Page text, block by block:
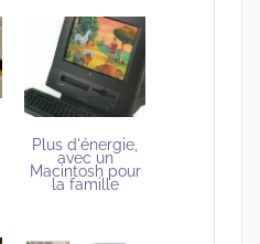
Plus d'énergie,
avec un
Macintosh pour
la famille